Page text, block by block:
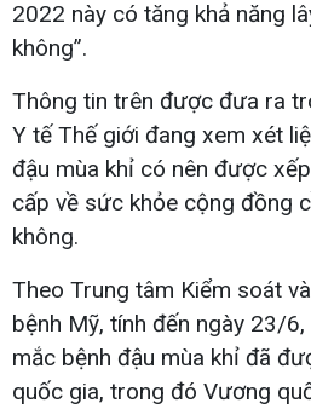
2022 này có tăng khả năng
không”.
Thông tin trên được đưa ra
Y tế Thế giới đang xem xét
đậu mùa khỉ có nên được
cấp về sức khỏe cộng đồng
không.
Theo Trung tâm Kiểm soát
bệnh Mỹ, tính đến ngày 23/
mắc bệnh đậu mùa khỉ đã
quốc gia, trong đó Vương